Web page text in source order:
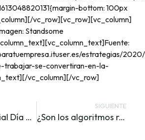
bottom: 100px
vc_row][vc_row][vc_column]
Standsome
estrategias/2020/
trabajar-se-convertiran-en-la-
vc_column][/vc_row]
Boletín especial Día de Internet Segura 2021
SIGUIENTE
¿Son los algoritmos racistas?